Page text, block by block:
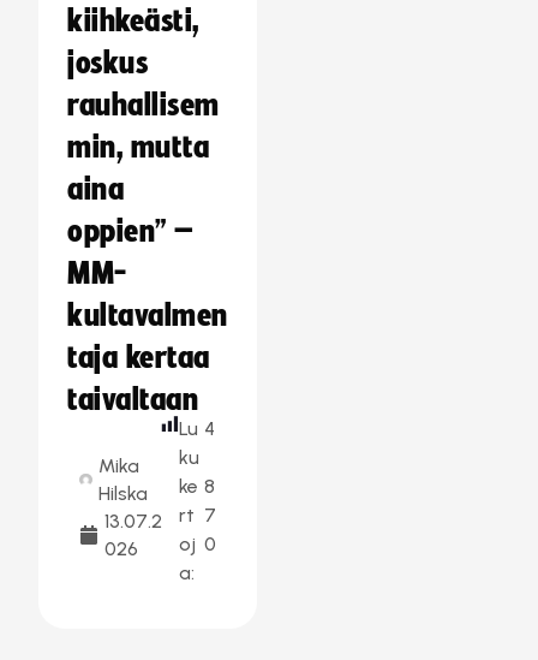
kiihkeästi,
joskus
rauhallisem
min, mutta
aina
oppien” –
MM-
kultavalmen
taja kertaa
taivaltaan
Mika
Hilska
13.07.2
026
Lu
ku
ke
rt
oj
a:
4
8
7
0